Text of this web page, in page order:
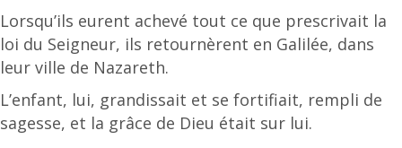
Lorsqu’ils eurent achevé tout ce que prescrivait la
loi du Seigneur, ils retournèrent en Galilée, dans
leur ville de Nazareth.
L’enfant, lui, grandissait et se fortifiait, rempli de
sagesse, et la grâce de Dieu était sur lui.